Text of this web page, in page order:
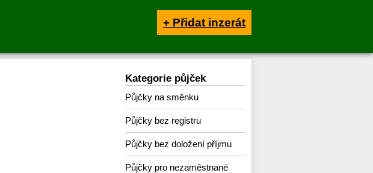
+ Přidat inzerát
Kategorie půjček
Půjčky na směnku
Půjčky bez registru
Půjčky bez doložení příjmu
Půjčky pro nezaměstnané